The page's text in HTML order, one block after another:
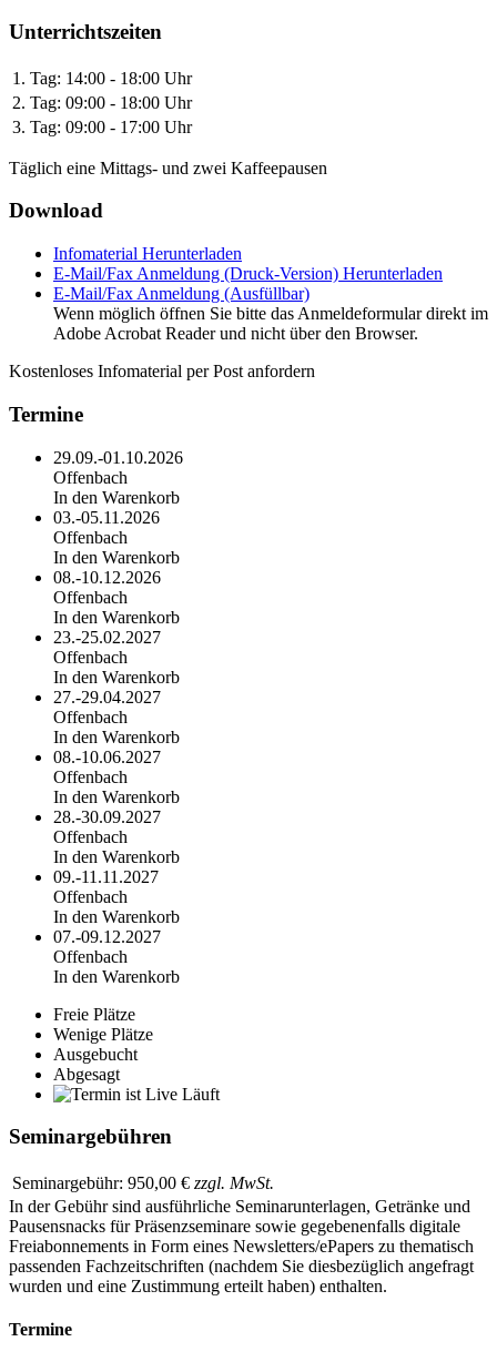
Unterrichtszeiten
1. Tag: 14:00 - 18:00 Uhr
2. Tag: 09:00 - 18:00 Uhr
3. Tag: 09:00 - 17:00 Uhr
Täglich eine Mittags- und zwei Kaffeepausen
Download
Infomaterial Herunterladen
E-Mail/Fax Anmeldung (Druck-Version) Herunterladen
E-Mail/Fax Anmeldung (Ausfüllbar)
Wenn möglich öffnen Sie bitte das Anmeldeformular direkt im
Adobe Acrobat Reader und nicht über den Browser.
Kostenloses Infomaterial per Post anfordern
Termine
29.09.-01.10.2026
Offenbach
In den Warenkorb
03.-05.11.2026
Offenbach
In den Warenkorb
08.-10.12.2026
Offenbach
In den Warenkorb
23.-25.02.2027
Offenbach
In den Warenkorb
27.-29.04.2027
Offenbach
In den Warenkorb
08.-10.06.2027
Offenbach
In den Warenkorb
28.-30.09.2027
Offenbach
In den Warenkorb
09.-11.11.2027
Offenbach
In den Warenkorb
07.-09.12.2027
Offenbach
In den Warenkorb
Freie Plätze
Wenige Plätze
Ausgebucht
Abgesagt
Läuft
Seminargebühren
Seminargebühr: 950,00 € zzgl. MwSt.
In der Gebühr sind ausführliche Seminarunterlagen, Getränke und
Pausensnacks für Präsenzseminare sowie gegebenenfalls digitale
Freiabonnements in Form eines Newsletters/ePapers zu thematisch
passenden Fachzeitschriften (nachdem Sie diesbezüglich angefragt
wurden und eine Zustimmung erteilt haben) enthalten.
Termine